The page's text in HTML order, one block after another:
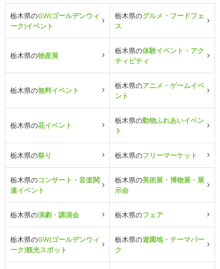
栃木県のGW(ゴールデンウィ
ーク)イベント
栃木県のグルメ・フードフェ
ス
栃木県の物産展
栃木県の体験イベント・アク
ティビティ
栃木県の無料イベント
栃木県のアニメ・ゲームイベ
ント
栃木県の花イベント
栃木県の動物ふれあいイベン
ト
栃木県の祭り 栃木県のフリーマーケット
栃木県のコンサート・音楽関
連イベント
栃木県の美術展・博物展・展
示会
栃木県の演劇・講演会 栃木県のフェア
栃木県のGW(ゴールデンウィ
ーク)観光スポット
栃木県の遊園地・テーマパー
ク